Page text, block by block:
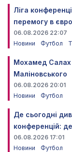
Ліга
перемогу в
06.08.2026 22:07
Новини
Футбол
Мохамед Салах
Маліновського
06.08.2026 20:01
Новини
Футбол
Де сьогодні
конференцій:
06.08.2026 17:01
Новини
Футбол